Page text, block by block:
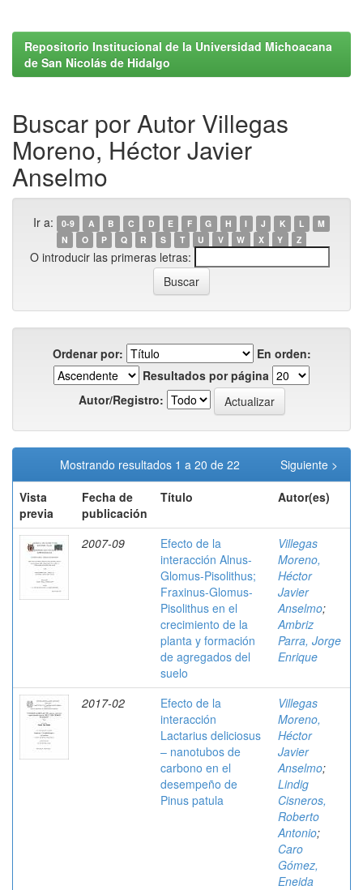
Repositorio Institucional de la Universidad Michoacana
de San Nicolás de Hidalgo
Buscar por Autor Villegas
Moreno, Héctor Javier
Anselmo
Ir a: 0-9 A B C D E F G H I J K L
M
N
O P Q R S T U V W X Y Z
O introducir las primeras letras:
Ordenar por:
En orden:
Resultados por página
Autor/Registro:
Mostrando resultados 1 a 20 de 22
Siguiente >
Vista
previa
Fecha de
publicación
Título Autor(es)
2007-09
Efecto de la
interacción Alnus-
Glomus-Pisolithus;
Fraxinus-Glomus-
Pisolithus en el
crecimiento de la
planta y formación
de agregados del
suelo
Villegas
Moreno,
Héctor
Javier
Anselmo;
Ambriz
Parra, Jorge
Enrique
2017-02
Efecto de la
interacción
Lactarius deliciosus
– nanotubos de
carbono en el
desempeño de
Pinus patula
Villegas
Moreno,
Héctor
Javier
Anselmo;
Lindig
Cisneros,
Roberto
Antonio;
Caro
Gómez,
Eneida